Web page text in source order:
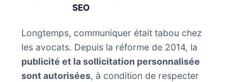
SEO
Longtemps, communiquer était tabou chez
les avocats. Depuis la réforme de 2014, la
publicité et la sollicitation personnalisée
sont autorisées, à condition de respecter